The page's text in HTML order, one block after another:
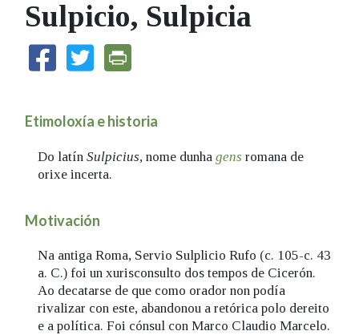
IDENTIDADE CORPORATIVA
MARCIAL DEL ADALID
FIGURAS HOMENAXEADAS
Facebook
TwitterYoutubeInstagramBluesky
Sulpicio, Sulpicia
Etimoloxía e historia
Do latín Sulpicius, nome dunha gens romana de
orixe incerta.
Motivación
Na antiga Roma, Servio Sulplicio Rufo (c. 105-c. 43
a. C.) foi un xurisconsulto dos tempos de Cicerón.
Ao decatarse de que como orador non podía
rivalizar con este, abandonou a retórica polo dereito
e a política. Foi cónsul con Marco Claudio Marcelo.